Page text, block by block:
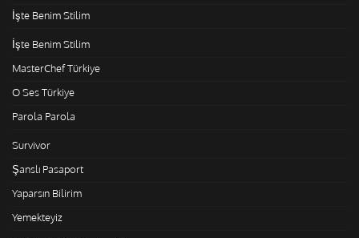
İşte Benim Stilim
İşte Benim Stilim
MasterChef Türkiye
O Ses Türkiye
Parola Parola
Survivor
Şanslı Pasaport
Yaparsın Bilirim
Yemekteyiz